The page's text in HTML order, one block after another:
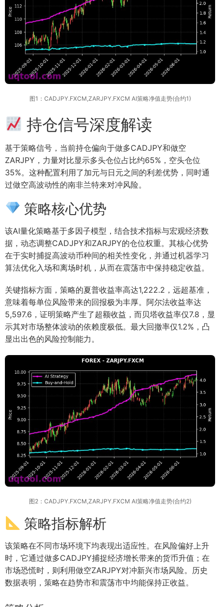
图1：CADJPY.FXCM,ZARJPY.FXCM AI策略净值走势(合约1)
持仓信号深度解读
基于策略信号，当前持仓偏向于做多CADJPY和做空
ZARJPY，力量对比显示多头仓位占比约65%，空头仓位
35%。这种配置利用了加元与日元之间的利差优势，同时通
过做空高波动性的南非兰特来对冲风险。
策略核心优势
该AI量化策略基于多因子模型，结合技术指标与宏观经济数
据，动态调整CADJPY和ZARJPY的仓位权重。其核心优势
在于实时捕捉高波动币种间的相关性变化，并通过机器学习
算法优化入场和离场时机，从而在震荡市中保持稳定收益。
关键指标方面，策略的夏普收益率高达1,222.2，远超基准，
意味着每单位风险带来的回报极为丰厚。阿尔法收益率达
5,597.6，证明策略产生了超额收益，而贝塔收益率仅7.8，显
示其对市场整体波动的依赖度极低。最大回撤率仅1.2%，凸
显出出色的风险控制能力。
图2：CADJPY.FXCM,ZARJPY.FXCM AI策略净值走势(合约2)
策略指标解析
该策略在不同市场环境下均表现出适应性。在风险偏好上升
时，它通过做多CADJPY捕捉经济增长带来的货币升值；在
市场恐慌时，则利用做空ZARJPY对冲新兴市场风险。历史
数据表明，策略在趋势市和震荡市中均能保持正收益。